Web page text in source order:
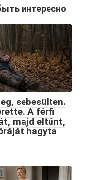
интересно
sebesülten.
A férfi
majd eltűnt,
hagyta